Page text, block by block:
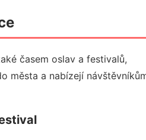
časem oslav a festivalů,
města a nabízejí